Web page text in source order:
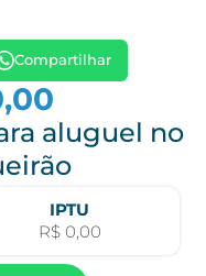
Compartilhar
aluguel no
IPTU
R$ 0,00